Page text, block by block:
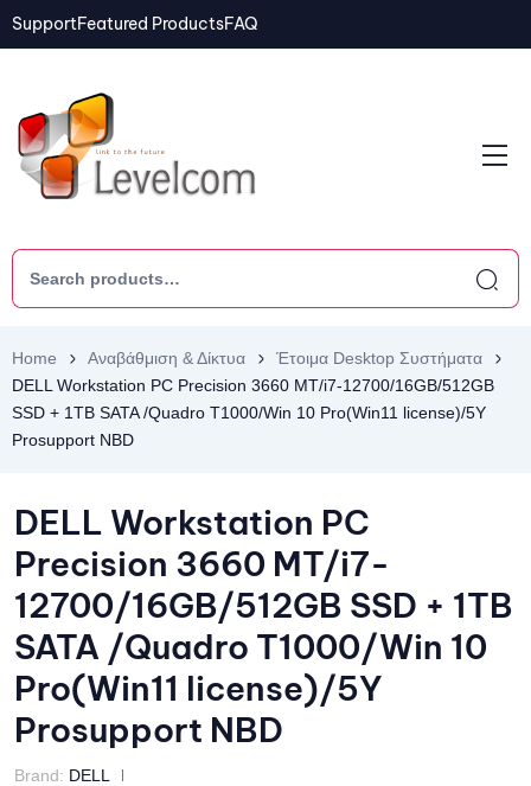
SupportFeatured ProductsFAQ
Home Αναβάθμιση & Δίκτυα
Έτοιμα Desktop Συστήματα
DELL Workstation PC Precision 3660 MT/i7-12700/16GB/512GB
SSD + 1TB SATA /Quadro T1000/Win 10 Pro(Win11 license)/5Y
Prosupport NBD
DELL Workstation PC
Precision 3660 MT/i7-
12700/16GB/512GB SSD + 1TB
SATA /Quadro T1000/Win 10
Pro(Win11 license)/5Y
Prosupport NBD
Brand: DELL